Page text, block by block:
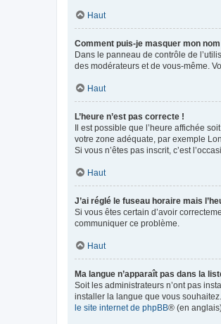
Haut
Comment puis-je masquer mon
Dans le panneau de contrôle de
des modérateurs et de vous-même.
Haut
L’heure n’est pas correcte !
Il est possible que l’heure affichée
votre zone adéquate, par exemple
Si vous n’êtes pas inscrit, c’est
Haut
J’ai réglé le fuseau horaire mais
Si vous êtes certain d’avoir
communiquer ce problème.
Haut
Ma langue n’apparaît pas dans la
Soit les administrateurs n’ont pas
installer la langue que vous
le site internet de phpBB® (en